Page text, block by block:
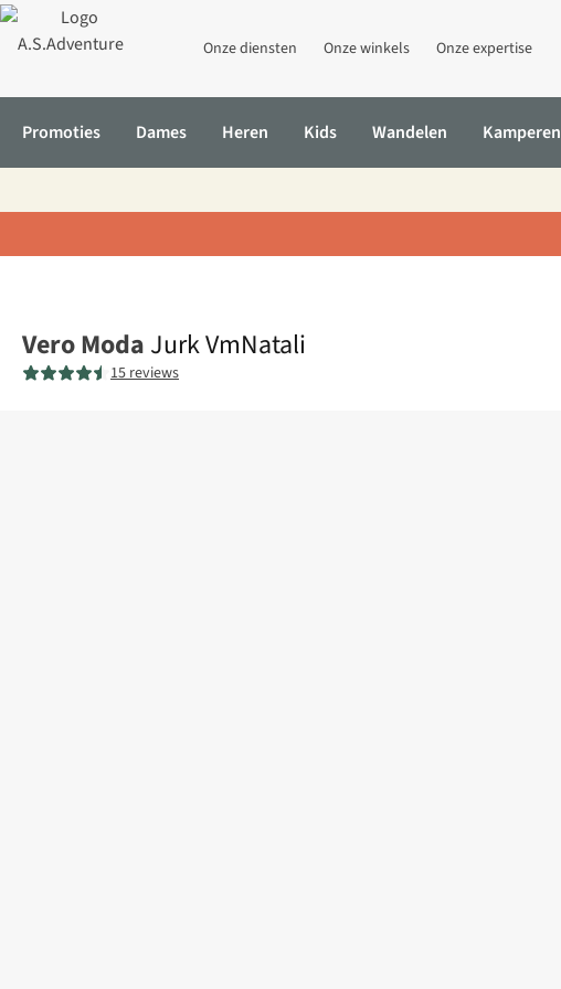
Onze diensten Onze winkels Onze expertise
Promoties Dames Heren Kids Wandelen Kamperen
Vero Moda Jurk VmNatali
15 reviews